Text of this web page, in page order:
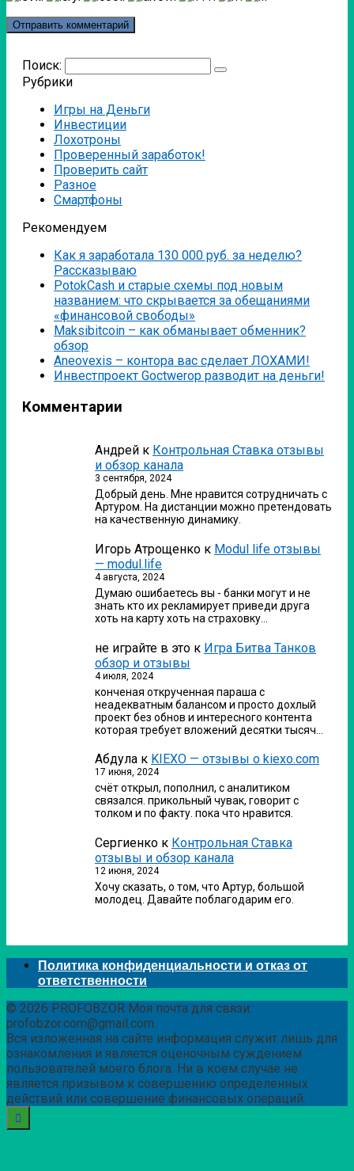
Поиск:
Рубрики
Игры на Деньги
Инвестиции
Лохотроны
Проверенный заработок!
Проверить сайт
Разное
Смартфоны
Рекомендуем
Как я заработала 130 000 руб. за неделю?
Рассказываю
PotokCash и старые схемы под новым
названием: что скрывается за обещаниями
«финансовой свободы»
Мaksibitcoin – как обманывает обменник?
обзор
Аneovexis – контора вас сделает ЛОХАМИ!
Инвестпроект Goctwerop разводит на деньги!
Комментарии
Андрей к Контрольная Ставка отзывы
и обзор канала
3 сентября, 2024
Добрый день. Мне нравится сотрудничать с
Артуром. На дистанции можно претендовать
на качественную динамику.
Игорь Атрощенко к Modul life отзывы
— modul.life
4 августа, 2024
Думаю ошибаетесь вы - банки могут и не
знать кто их рекламирует приведи друга
хоть на карту хоть на страховку…
не играйте в это к Игра Битва Танков
обзор и отзывы
4 июля, 2024
конченая открученная параша с
неадекватным балансом и просто дохлый
проект без обнов и интересного контента
которая требует вложений десятки тысяч…
Абдула к KIEXO — отзывы о kiexo.com
17 июня, 2024
счёт открыл, пополнил, с аналитиком
связался. прикольный чувак, говорит с
толком и по факту. пока что нравится.
Сергиенко к Контрольная Ставка
отзывы и обзор канала
12 июня, 2024
Хочу сказать, о том, что Артур, большой
молодец. Давайте поблагодарим его.
Политика конфиденциальности и отказ от
ответственности
© 2026 PROFOBZOR Моя почта для связи:
profobzor.com@gmail.com
Вся изложенная на сайте информация служит лишь для
ознакомления и является оценочным суждением
пользователей моего блога. Ни в коем случае не
является призывом к совершению определенных
действий или совершение финансовых операций.